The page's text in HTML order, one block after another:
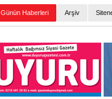
Günün Haberleri Arşiv